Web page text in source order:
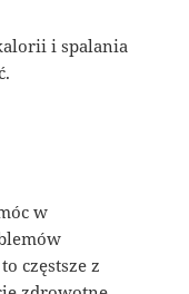
i spalania
w
częstsze z